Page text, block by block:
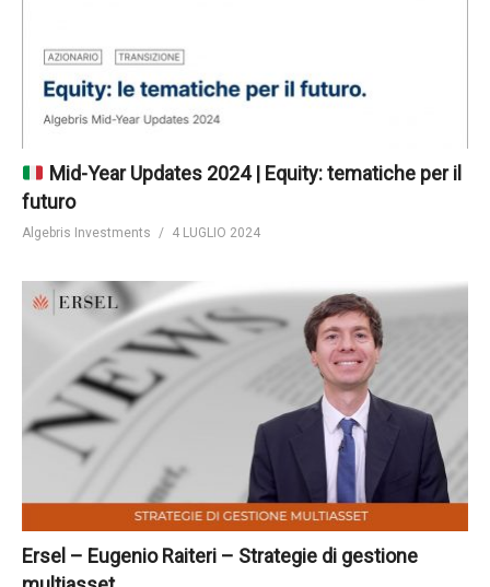
Mid-Year Updates 2024 | Equity: tematiche per il
futuro
Algebris Investments 4 LUGLIO 2024
Ersel – Eugenio Raiteri – Strategie di gestione